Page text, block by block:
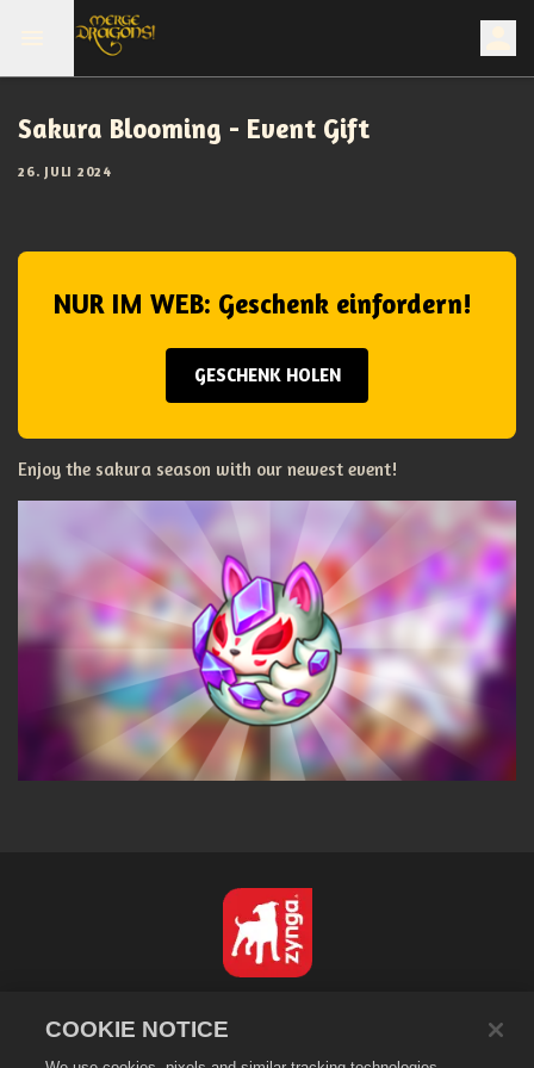
Sakura Blooming - Event Gift
26. JULI 2024
NUR IM WEB: Geschenk einfordern!
GESCHENK HOLEN
Enjoy the sakura season with our newest event!
Datenschutzrichtlinien
COOKIE NOTICE